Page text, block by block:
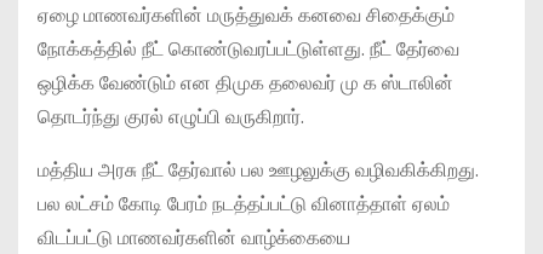
ஏழை மாணவர்களின் மருத்துவக் கனவை சிதைக்கும்
நோக்கத்தில் நீட் கொண்டுவரப்பட்டுள்ளது. நீட் தேர்வை
ஒழிக்க வேண்டும் என திமுக தலைவர் மு க ஸ்டாலின்
தொடர்ந்து குரல் எழுப்பி வருகிறார்.
மத்திய அரசு நீட் தேர்வால் பல ஊழலுக்கு வழிவகிக்கிறது.
பல லட்சம் கோடி பேரம் நடத்தப்பட்டு வினாத்தாள் ஏலம்
விடப்பட்டு மாணவர்களின் வாழ்க்கையை